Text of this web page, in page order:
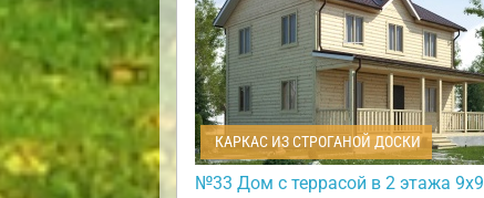
КАРКАС ИЗ СТРОГАНОЙ ДОСКИ
№33 Дом с террасой в 2 этажа 9х9